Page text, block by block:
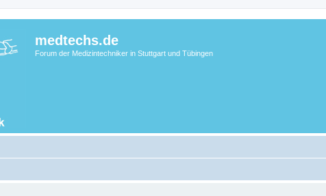
medtechs.de
Forum der Medizintechniker in Stuttgart und Tübingen